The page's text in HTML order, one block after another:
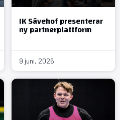
IK Sävehof presenterar
ny partnerplattform
9 juni, 2026